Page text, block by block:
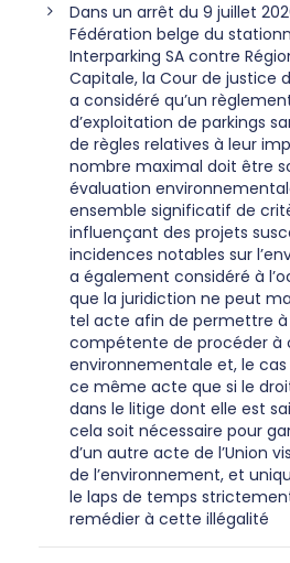
Dans un arrêt du 9 juillet
Fédération belge du
Interparking SA contre
Capitale, la Cour de justice
a considéré qu’un
d’exploitation de parkings
de règles relatives à leur
nombre maximal doit être
évaluation
ensemble significatif de
influençant des projets
incidences notables sur
a également considéré à
que la juridiction ne peut
tel acte afin de permettre à
compétente de procéder à
environnementale et, le
ce même acte que si le
dans le litige dont elle est
cela soit nécessaire pour
d’un autre acte de l’Union
de l’environnement, et
le laps de temps
remédier à cette illégalité